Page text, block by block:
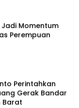
Jadi Momentum
Perempuan
Perintahkan
Gerak Bandar
Barat